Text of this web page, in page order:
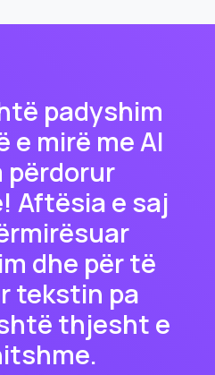
padyshim
mirë me AI
përdorur
Aftësia e saj
dhe për të
tekstin pa
thjesht e